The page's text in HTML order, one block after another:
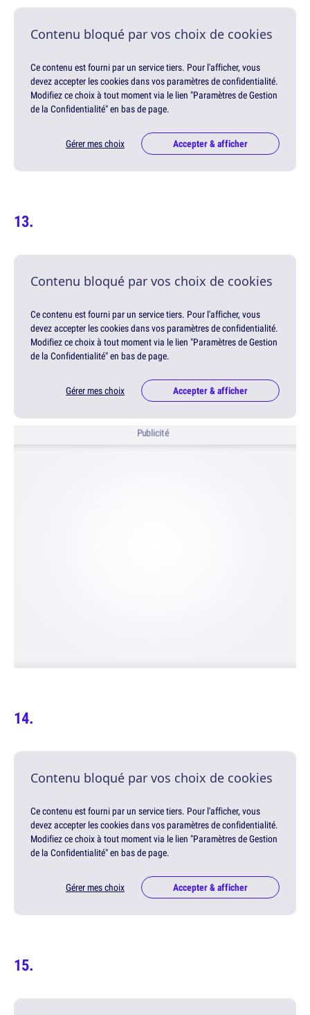
Contenu bloqué par vos choix de cookies
Ce contenu est fourni par un service tiers. Pour l'afficher, vous
devez accepter les cookies dans vos paramètres de confidentialité.
Modifiez ce choix à tout moment via le lien "Paramètres de Gestion
de la Confidentialité" en bas de page.
Gérer mes choix Accepter & afficher
Contenu bloqué par vos choix de cookies
Ce contenu est fourni par un service tiers. Pour l'afficher, vous
devez accepter les cookies dans vos paramètres de confidentialité.
Modifiez ce choix à tout moment via le lien "Paramètres de Gestion
de la Confidentialité" en bas de page.
Gérer mes choix Accepter & afficher
Publicité
Contenu bloqué par vos choix de cookies
Ce contenu est fourni par un service tiers. Pour l'afficher, vous
devez accepter les cookies dans vos paramètres de confidentialité.
Modifiez ce choix à tout moment via le lien "Paramètres de Gestion
de la Confidentialité" en bas de page.
Gérer mes choix Accepter & afficher